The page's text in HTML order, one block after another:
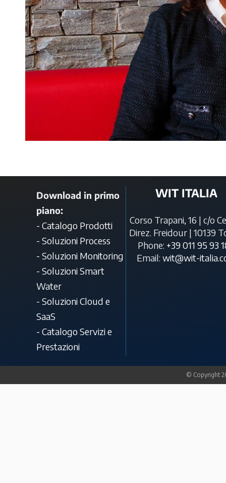
Download in primo
piano:
- Catalogo Prodotti
- Soluzioni Process
- Soluzioni Monitoring
- Soluzioni Smart
Water
- Soluzioni Cloud e
SaaS
- Catalogo Servizi e
Prestazioni
WIT ITALIA
Corso Trapani, 16 | c/o
Direz. Freidour | 10139
Phone: +39 011 95 93
Email: wit@wit-
© Copyright